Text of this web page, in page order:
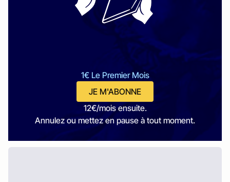
1€ Le Premier Mois
JE M'ABONNE
12€/mois ensuite.
Annulez ou mettez en pause à tout moment.